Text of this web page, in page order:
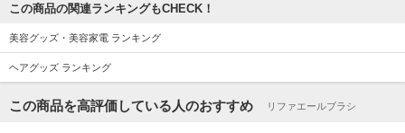
この商品の関連ランキングもCHECK！
美容グッズ・美容家電 ランキング
ヘアグッズ ランキング
この商品を高評価している人のおすすめ リファエールブラシ